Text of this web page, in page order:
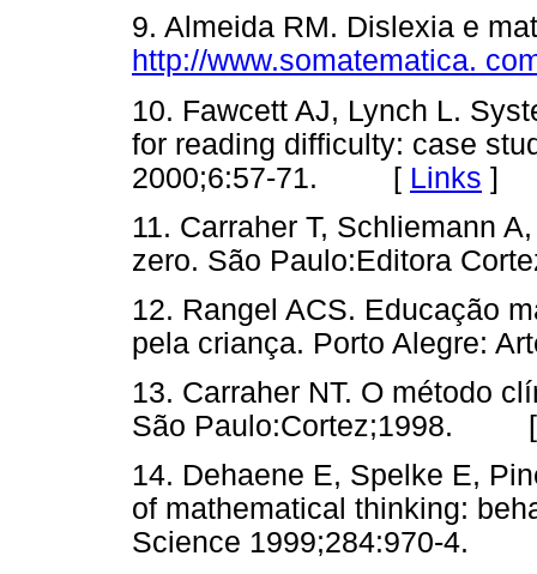
9. Almeida RM. Dislexia e
http://www.somatematica.
10. Fawcett AJ, Lynch L.
for reading difficulty: case
2000;6:57-71. [ Links ]
11. Carraher T, Schliemann
zero. São Paulo:Editora
12. Rangel ACS. Educação
pela criança. Porto
13. Carraher NT. O método
São Paulo:Cortez;1998.
14. Dehaene E, Spelke E,
of mathematical thinking:
Science 1999;284:970-